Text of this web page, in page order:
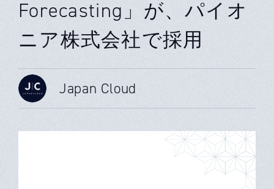
Forecasting」が、パイオ
ニア株式会社で採用
Japan Cloud